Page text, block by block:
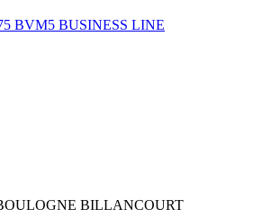
BVM5 BUSINESS LINE
BILLANCOURT